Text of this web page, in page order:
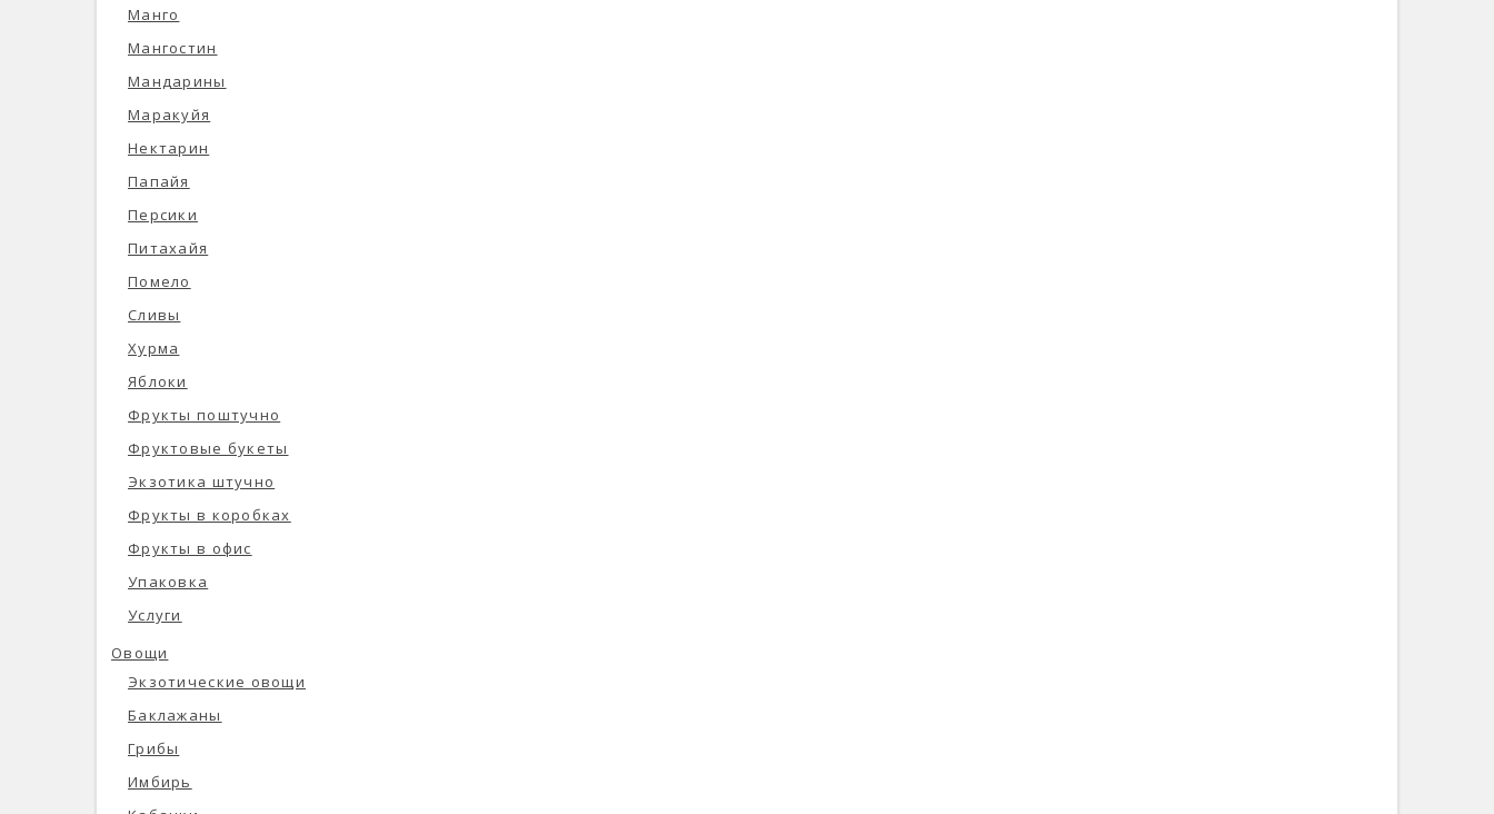
Манго
Мангостин
Мандарины
Маракуйя
Нектарин
Папайя
Персики
Питахайя
Помело
Сливы
Хурма
Яблоки
Фрукты поштучно
Фруктовые букеты
Экзотика штучно
Фрукты в коробках
Фрукты в офис
Упаковка
Услуги
Овощи
Экзотические овощи
Баклажаны
Грибы
Имбирь